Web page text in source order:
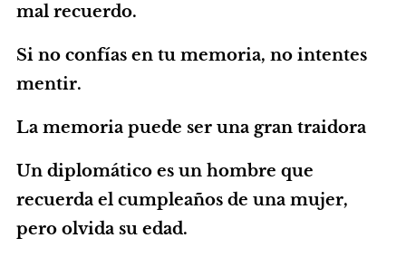
mal recuerdo.
Si no confías en tu memoria, no intentes
mentir.
La memoria puede ser una gran traidora
Un diplomático es un hombre que
recuerda el cumpleaños de una mujer,
pero olvida su edad.